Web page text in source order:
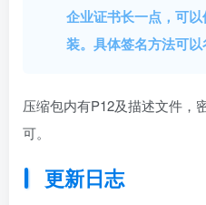
企业证书长一点，可
装。具体签名方法可
压缩包内有P12及描述文件，
可。
更新日志